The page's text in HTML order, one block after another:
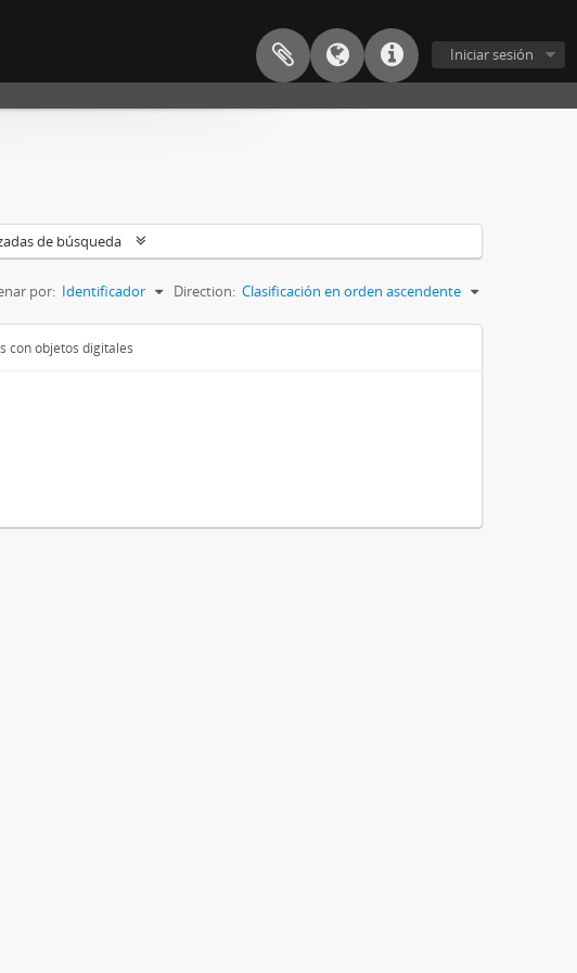
Iniciar sesión
de búsqueda
por: Identificador Direction: Clasificación en orden ascendente
con objetos digitales